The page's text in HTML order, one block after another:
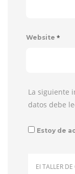
Website *
La siguiente
datos debe
Estoy de
El TALLER